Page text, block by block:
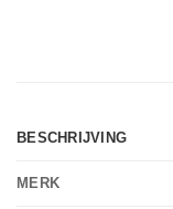
BESCHRIJVING
MERK